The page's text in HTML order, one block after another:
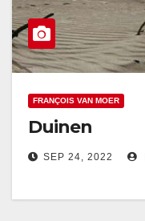
FRANÇOIS VAN MOER
Duinen
SEP 24, 2022